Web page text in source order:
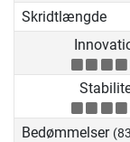
Skridtlængde
Bedømmelser